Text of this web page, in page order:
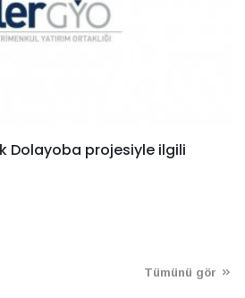
Dolayoba projesiyle ilgili
Tümünü gör